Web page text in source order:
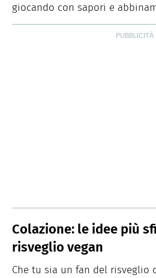
giocando con sapori e
Colazione: le idee più
risveglio vegan
Che tu sia un fan del risveglio